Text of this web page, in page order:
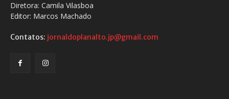
Diretora: Camila Vilasboa
Editor: Marcos Machado
Contatos: jornaldoplanalto.jp@gmail.com